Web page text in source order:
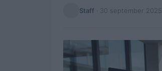
Staff 30 september 2025